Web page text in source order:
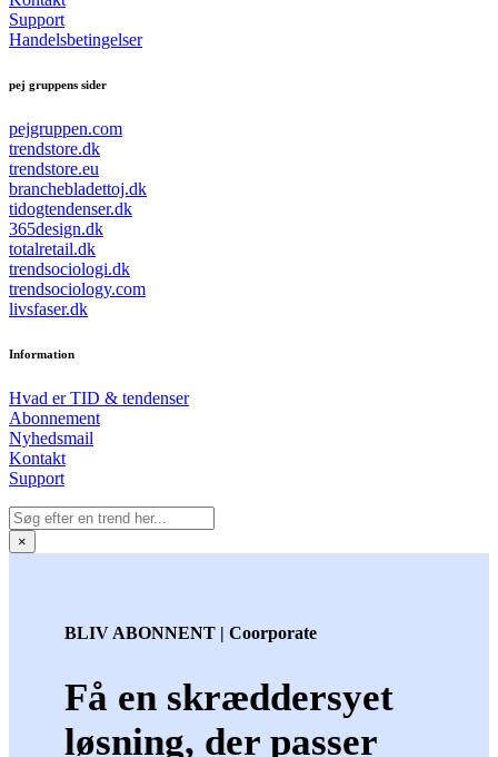
Support
Handelsbetingelser
pej gruppens sider
pejgruppen.com
trendstore.dk
trendstore.eu
branchebladettoj.dk
tidogtendenser.dk
365design.dk
totalretail.dk
trendsociologi.dk
trendsociology.com
livsfaser.dk
Information
Hvad er TID & tendenser
Abonnement
Nyhedsmail
Kontakt
Support
×
BLIV ABONNENT | Coorporate
Få en skræddersyet
løsning, der passer